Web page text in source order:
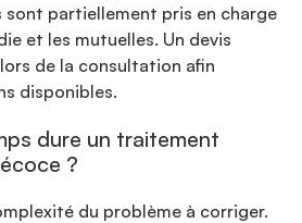
partiellement pris en charge
et les mutuelles. Un devis
de la consultation afin
disponibles.
dure un traitement
?
du problème à corriger.